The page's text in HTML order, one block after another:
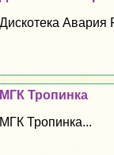
Дискотека Авария
МГК Тропинка
МГК Тропинка...